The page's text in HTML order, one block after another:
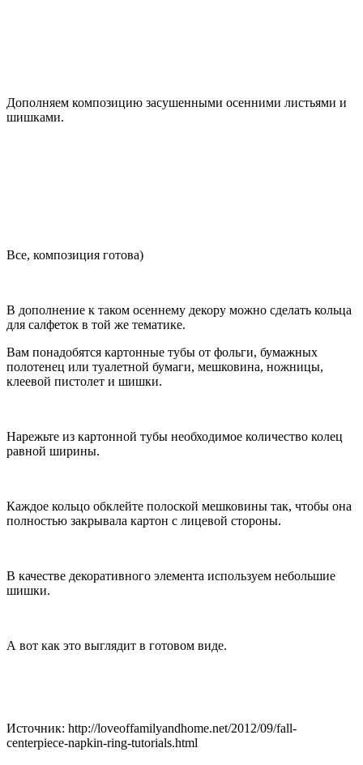
Дополняем композицию засушенными осенними листьями и
шишками.
Все, композиция готова)
В дополнение к таком осеннему декору можно сделать кольца
для салфеток в той же тематике.
Вам понадобятся картонные тубы от фольги, бумажных
полотенец или туалетной бумаги, мешковина, ножницы,
клеевой пистолет и шишки.
Нарежьте из картонной тубы необходимое количество колец
равной ширины.
Каждое кольцо обклейте полоской мешковины так, чтобы она
полностью закрывала картон с лицевой стороны.
В качестве декоративного элемента используем небольшие
шишки.
А вот как это выглядит в готовом виде.
Источник: http://loveoffamilyandhome.net/2012/09/fall-
centerpiece-napkin-ring-tutorials.html